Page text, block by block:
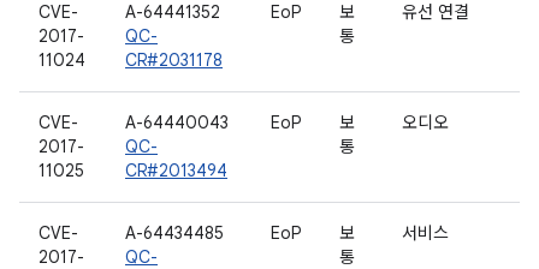
CVE-
2017-
11024
A-64441352
QC-
CR#2031178
EoP
보
통
유선 연결
CVE-
2017-
11025
A-64440043
QC-
CR#2013494
EoP
보
통
오디오
CVE-
2017-
A-64434485
QC-
EoP
보
통
서비스